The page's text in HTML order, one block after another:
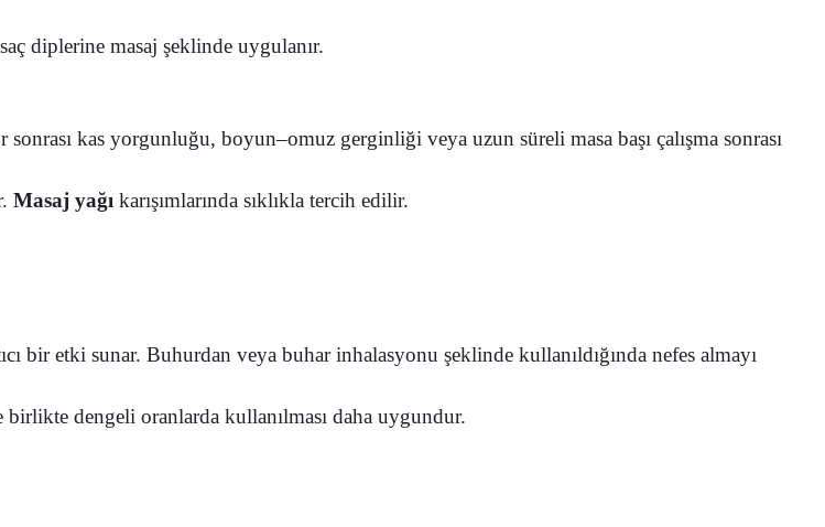
diplerine masaj şeklinde uygulanır.
sonrası kas yorgunluğu, boyun–omuz gerginliği veya uzun süreli masa başı çalışma sonrası
Masaj yağı karışımlarında sıklıkla tercih edilir.
bir etki sunar. Buhurdan veya buhar inhalasyonu şeklinde kullanıldığında nefes almayı
birlikte dengeli oranlarda kullanılması daha uygundur.